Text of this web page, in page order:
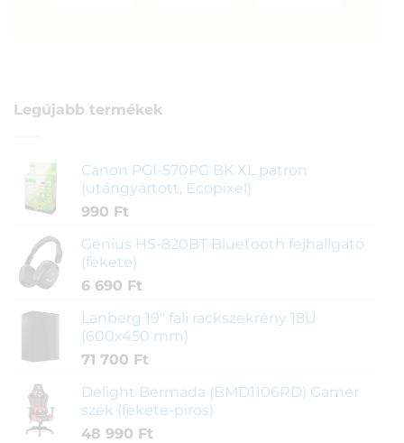
Legújabb termékek
Canon PGI-570PG BK XL patron
(utángyártott, Ecopixel)
990 Ft
Genius HS-820BT Bluetooth fejhallgató
(fekete)
6 690 Ft
Lanberg 19" fali rackszekrény 18U
(600x450 mm)
71 700 Ft
Delight Bermada (BMD1106RD) Gamer
szék (fekete-piros)
48 990 Ft